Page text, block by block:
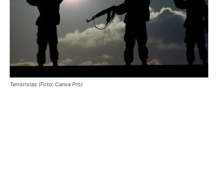
Terroristas (Foto: Canva Pro)